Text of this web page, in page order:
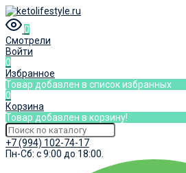
0
Смотрели
Войти
0
Избранное
Товар добавлен в список избранных
0
Корзина
Товар добавлен в корзину!
+7 (994) 102-74-17
Пн-Сб: с 9:00 до 18:00.